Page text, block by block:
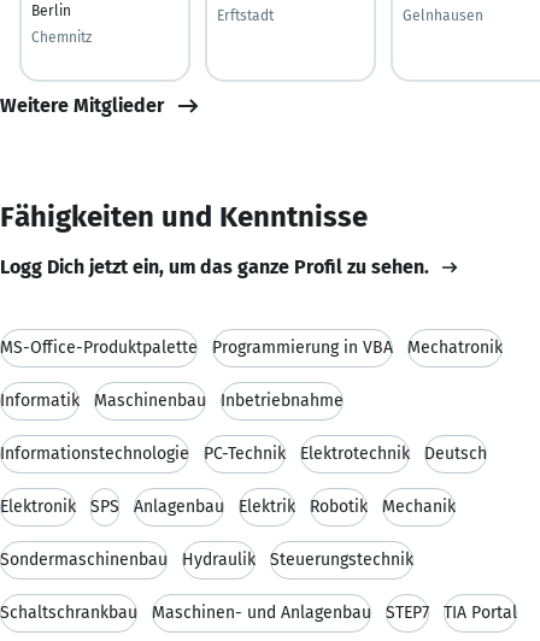
Berlin
Chemnitz
Erftstadt
Gelnhausen
Weitere Mitglieder
Fähigkeiten und Kenntnisse
Logg Dich jetzt ein, um das ganze Profil zu sehen.
MS-Office-Produktpalette Programmierung in VBA Mechatronik
Informatik Maschinenbau Inbetriebnahme
Informationstechnologie PC-Technik Elektrotechnik Deutsch
Elektronik SPS Anlagenbau Elektrik Robotik Mechanik
Sondermaschinenbau Hydraulik Steuerungstechnik
Schaltschrankbau Maschinen- und Anlagenbau STEP7 TIA Portal